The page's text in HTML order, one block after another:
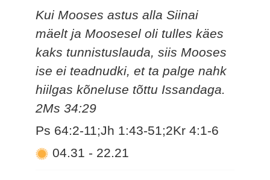
Kui Mooses astus alla Siinai
mäelt ja Moosesel oli tulles käes
kaks tunnistuslauda, siis Mooses
ise ei teadnudki, et ta palge nahk
hiilgas kõneluse tõttu Issandaga.
2Ms 34:29
Ps 64:2-11;Jh 1:43-51;2Kr 4:1-6
04.31 - 22.21